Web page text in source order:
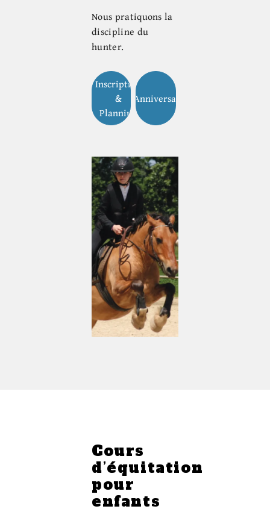
Nous pratiquons la
discipline du
hunter.
Inscription
&
Planning
Anniversaires
Cours
d’équitation
pour
enfants